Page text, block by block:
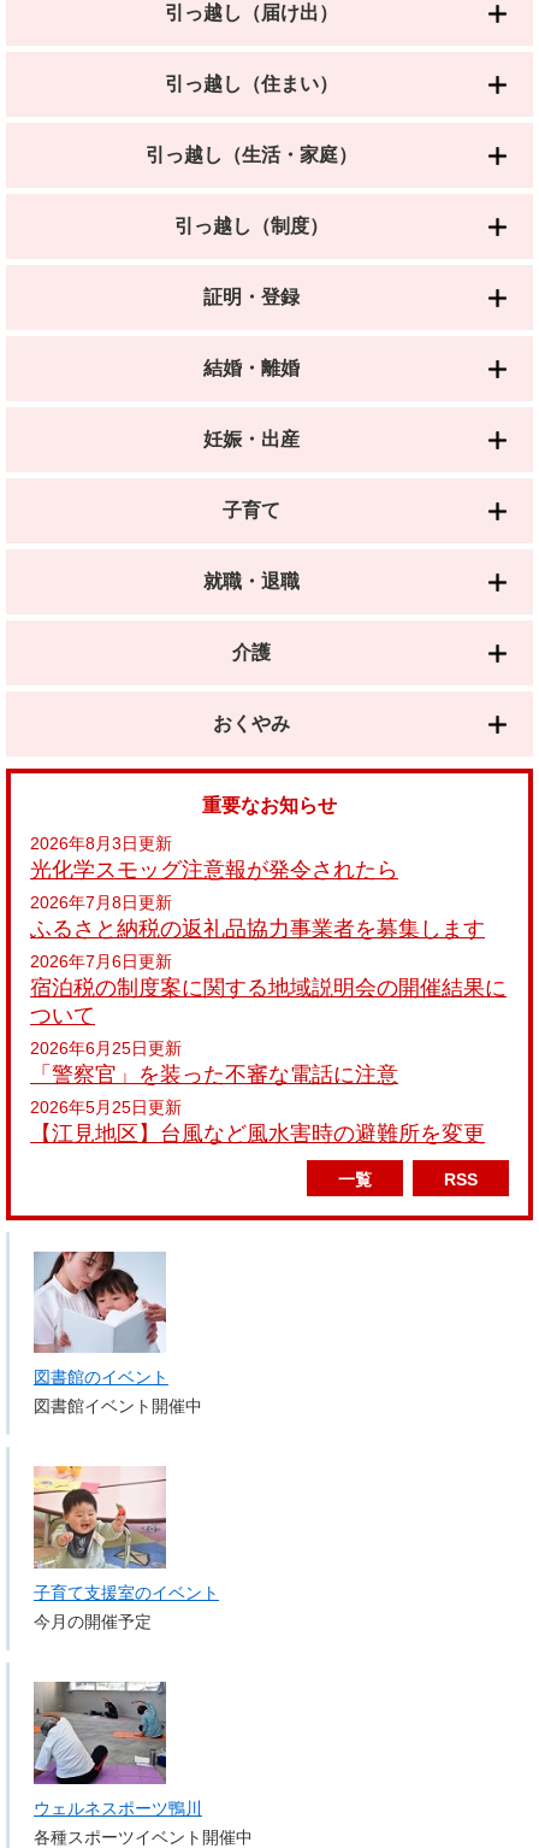
引っ越し（届け出）
引っ越し（住まい）
引っ越し（生活・家庭）
引っ越し（制度）
証明・登録
結婚・離婚
妊娠・出産
子育て
就職・退職
介護
おくやみ
重要なお知らせ
2026年8月3日更新
光化学スモッグ注意報が発令されたら
2026年7月8日更新
ふるさと納税の返礼品協力事業者を募集します
2026年7月6日更新
宿泊税の制度案に関する地域説明会の開催結果に
ついて
2026年6月25日更新
「警察官」を装った不審な電話に注意
2026年5月25日更新
【江見地区】台風など風水害時の避難所を変更
一覧 RSS
図書館のイベント
図書館イベント開催中
子育て支援室のイベント
今月の開催予定
ウェルネスポーツ鴨川
各種スポーツイベント開催中